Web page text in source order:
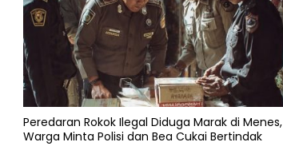
Peredaran Rokok Ilegal Diduga Marak di Menes,
Warga Minta Polisi dan Bea Cukai Bertindak